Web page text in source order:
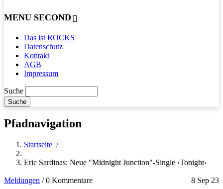
MENU SECOND
Das ist ROCKS
Datenschutz
Kontakt
AGB
Impressum
Suche
Pfadnavigation
Startseite /
Eric Sardinas: Neue "Midnight Junction"-Single ›Tonight‹
Meldungen 8 Sep 23
/0 Kommentare